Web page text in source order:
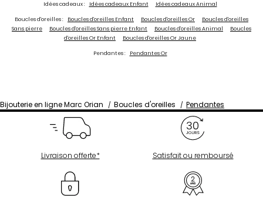
Idées cadeaux : Idées cadeaux Enfant Idées cadeaux Animal
Boucles d'oreilles : Boucles d'oreilles Enfant Boucles d'oreilles Or
Boucles d'oreilles
Sans pierre
Boucles d'oreilles Sans pierre Enfant Boucles d'oreilles Animal
Boucles
d'oreilles Or Enfant
Boucles d'oreilles Or Jaune
Pendantes : Pendantes Or
Bijouterie en ligne Marc Orian Boucles d'oreilles Pendantes
Livraison offerte* Satisfait ou remboursé